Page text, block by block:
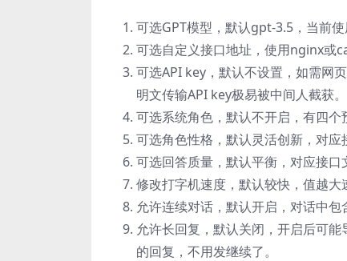
可选GPT模型，默认gpt-3.5，当前
可选自定义接口地址，使用nginx或
可选API key，默认不设置，如需网
明文传输API key极易被中间人截获。
可选系统角色，默认不开启，有四
可选角色性格，默认灵活创新，对应
可选回答质量，默认平衡，对应接
修改打字机速度，默认较快，值越大
允许连续对话，默认开启，对话中包
允许长回复，默认关闭，开启后可
的回复，不用发继续了。